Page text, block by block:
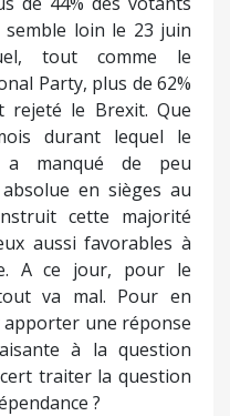
loin le 23 juin
tout comme le
Party, plus de 62%
rejeté le Brexit. Que
durant lequel le
a manqué de peu
en sièges au
cette majorité
aussi favorables à
A ce jour, pour le
va mal. Pour en
une réponse
à la question
traiter la question
?